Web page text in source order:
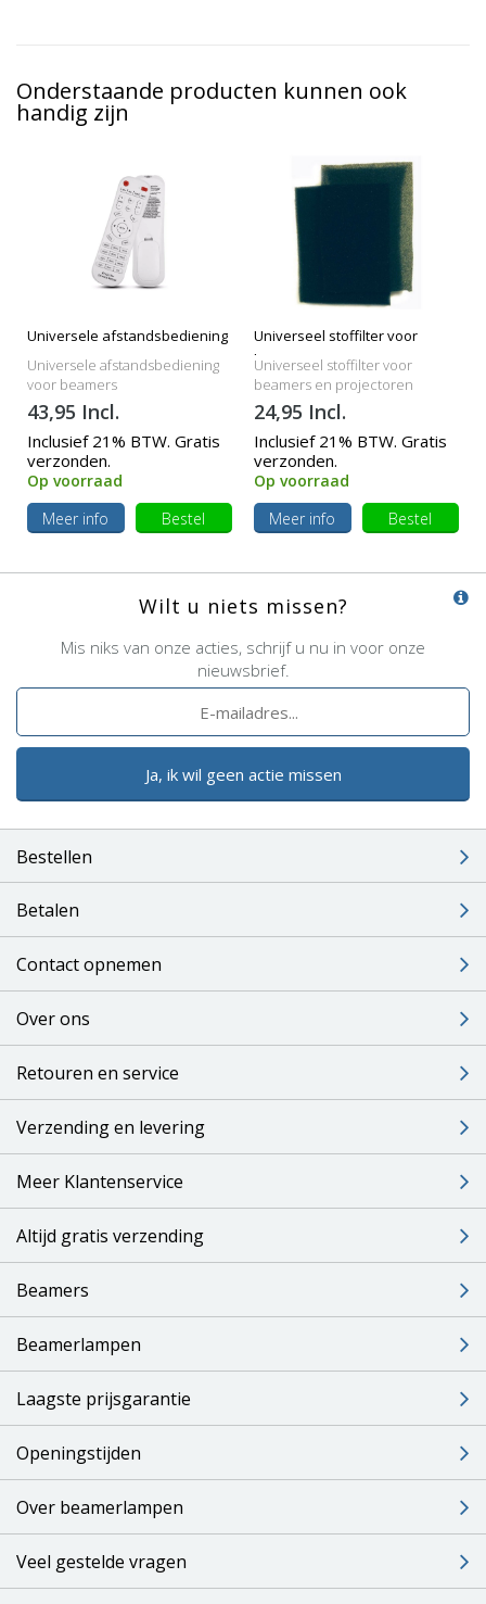
Onderstaande producten kunnen ook
handig zijn
Universele afstandsbediening
Universele afstandsbediening
voor beamers
43,95 Incl.
Inclusief 21% BTW. Gratis
verzonden.
Op voorraad
Meer info
Bestel
Universeel stoffilter voor
beamers
Universeel stoffilter voor
beamers en projectoren
24,95 Incl.
Inclusief 21% BTW. Gratis
verzonden.
Op voorraad
Meer info
Bestel
Wilt u niets missen?
Mis niks van onze acties, schrijf u nu in voor onze
nieuwsbrief.
Ja, ik wil geen actie missen
Bestellen
Betalen
Contact opnemen
Over ons
Retouren en service
Verzending en levering
Meer Klantenservice
Altijd gratis verzending
Beamers
Beamerlampen
Laagste prijsgarantie
Openingstijden
Over beamerlampen
Veel gestelde vragen